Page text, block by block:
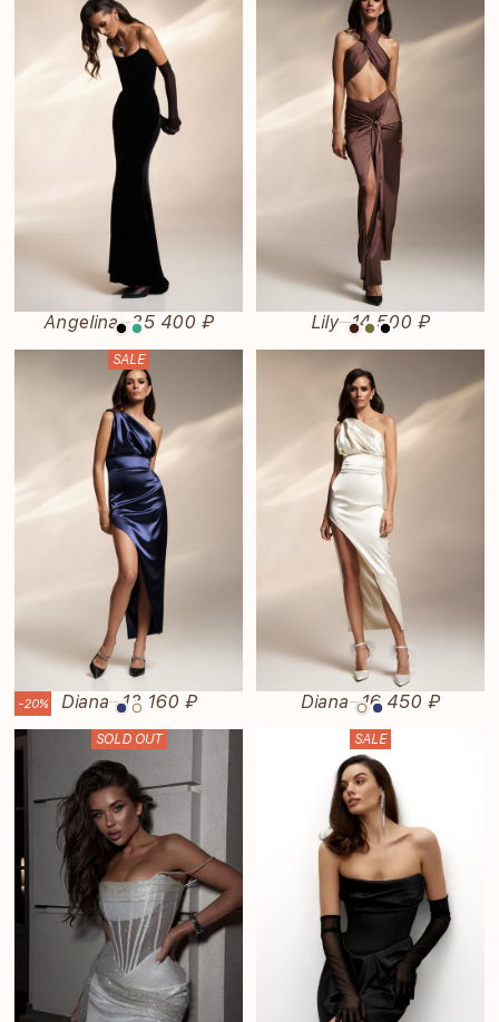
Angelina—35 400 ₽ Lily—14 500 ₽
-20% Diana—13 160 ₽
SALE
Diana—16 450 ₽
SOLD OUT SALE